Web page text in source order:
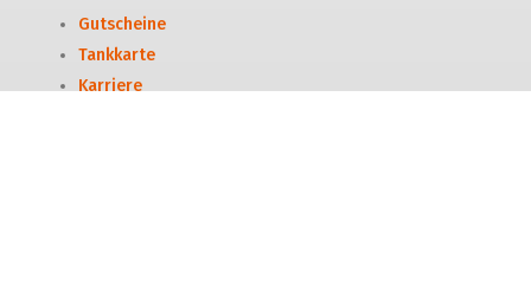
Gutscheine
Tankkarte
Karriere